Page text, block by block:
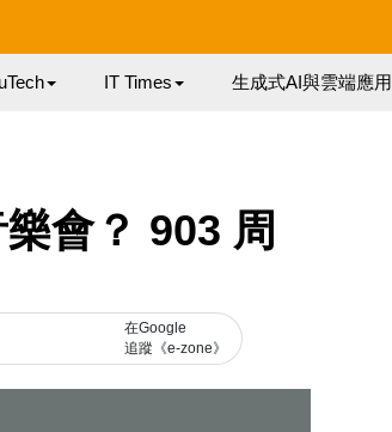
IT Times 生成式AI與雲端應用
會？ 903 周
在Google
追蹤《e-zone》